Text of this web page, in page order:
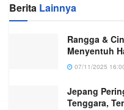
Berita Lainnya
Rangga &
Menyentuh
07/11/2025
Jepang
Tenggara,